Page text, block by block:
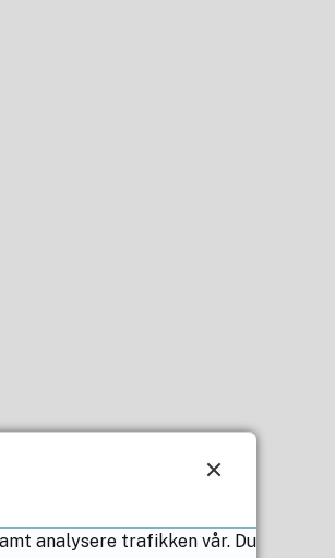
analysere trafikken vår. Du